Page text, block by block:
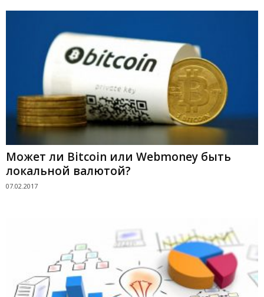
Может ли Bitcoin или Webmoney быть
локальной валютой?
07.02.2017